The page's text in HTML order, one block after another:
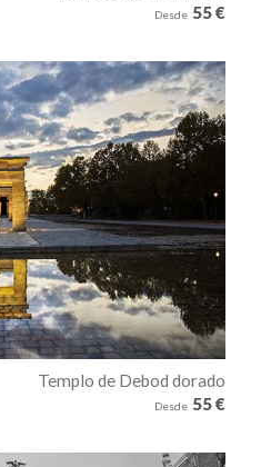
Desde 55 €
Templo de Debod dorado
Desde 55 €